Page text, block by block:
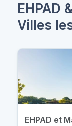
EHPAD
Villes
EHPAD et